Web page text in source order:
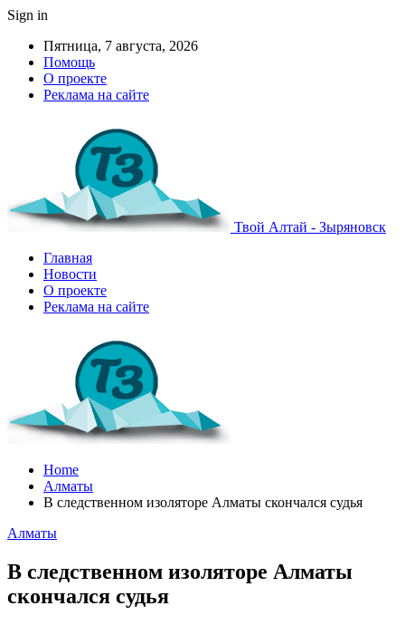
Sign in
Пятница, 7 августа, 2026
Помощь
О проекте
Реклама на сайте
Твой Алтай - Зыряновск
Главная
Новости
О проекте
Реклама на сайте
Home
Алматы
В следственном изоляторе Алматы скончался судья
Алматы
В следственном изоляторе Алматы
скончался судья